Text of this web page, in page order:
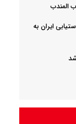
المندب
ایران به